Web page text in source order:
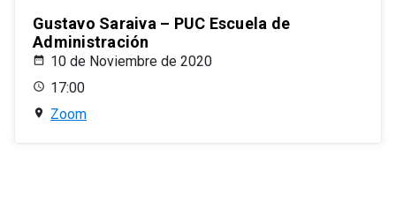
Gustavo Saraiva – PUC Escuela de
Administración
10 de Noviembre de 2020
17:00
Zoom